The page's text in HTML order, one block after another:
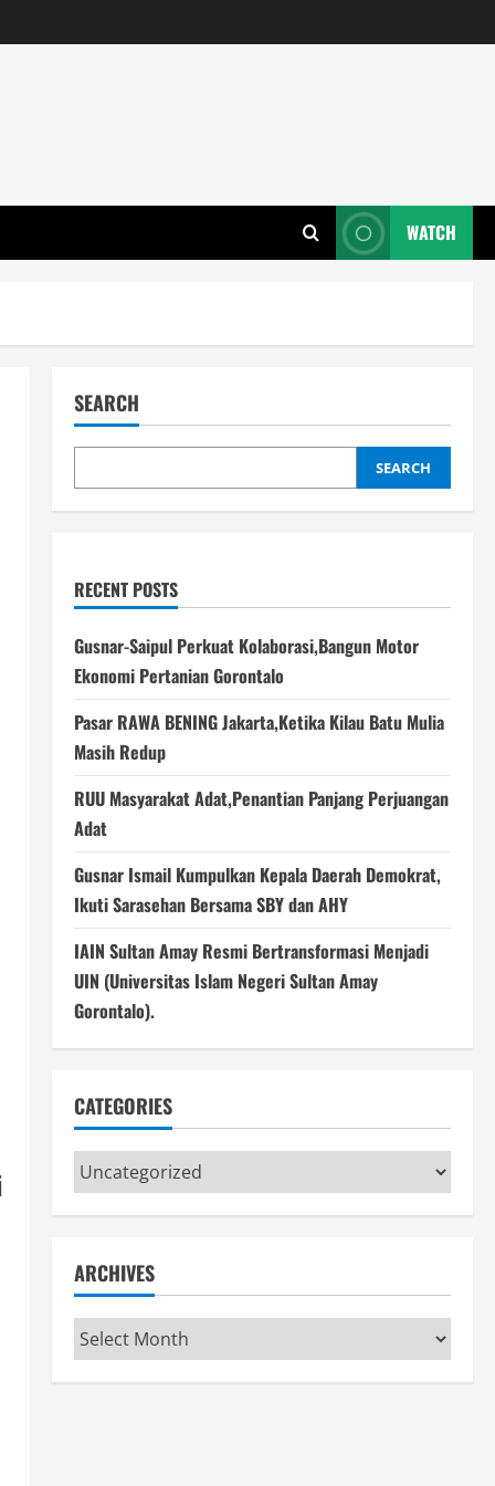
WATCH
SEARCH
SEARCH
RECENT POSTS
Gusnar-Saipul Perkuat Kolaborasi,Bangun Motor
Ekonomi Pertanian Gorontalo
Pasar RAWA BENING Jakarta,Ketika Kilau Batu Mulia
Masih Redup
RUU Masyarakat Adat,Penantian Panjang Perjuangan
Adat
Gusnar Ismail Kumpulkan Kepala Daerah Demokrat,
Ikuti Sarasehan Bersama SBY dan AHY
IAIN Sultan Amay Resmi Bertransformasi Menjadi
UIN (Universitas Islam Negeri Sultan Amay
Gorontalo).
CATEGORIES
Categories
ARCHIVES
Archives